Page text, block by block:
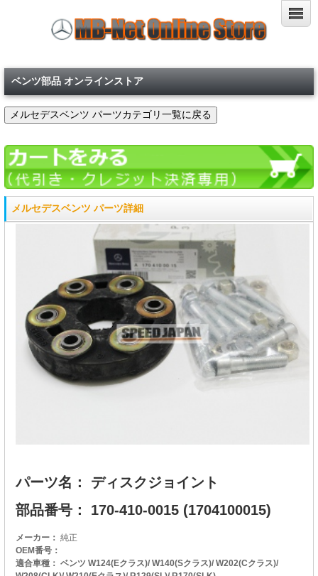
ベンツ部品 オンラインストア
メルセデスベンツ パーツ詳細
パーツ名： ディスクジョイント
部品番号： 170-410-0015 (1704100015)
メーカー： 純正
OEM番号：
適合車種： ベンツ W124(Eクラス)/ W140(Sクラス)/ W202(Cクラス)/